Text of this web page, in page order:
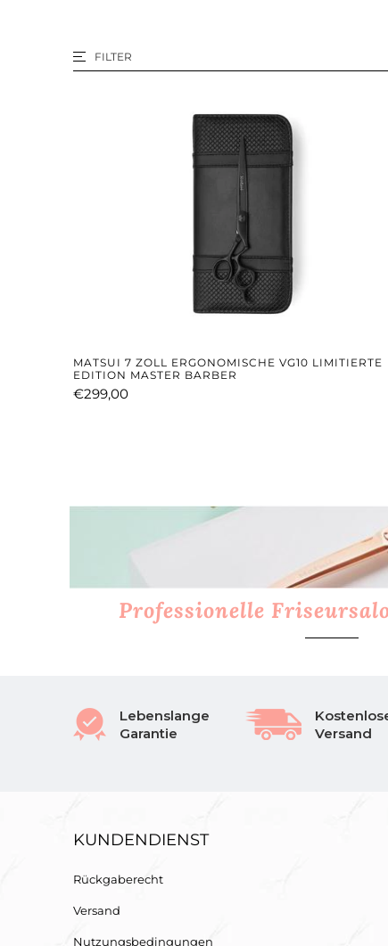
FILTER
MATSUI 7 ZOLL ERGONOMISCHE VG10 LIMITIERTE
EDITION MASTER BARBER
€299,00
Professionelle
Lebenslange
Garantie
Versand
KUNDENDIENST
Rückgaberecht
Versand
Nutzungsbedingungen